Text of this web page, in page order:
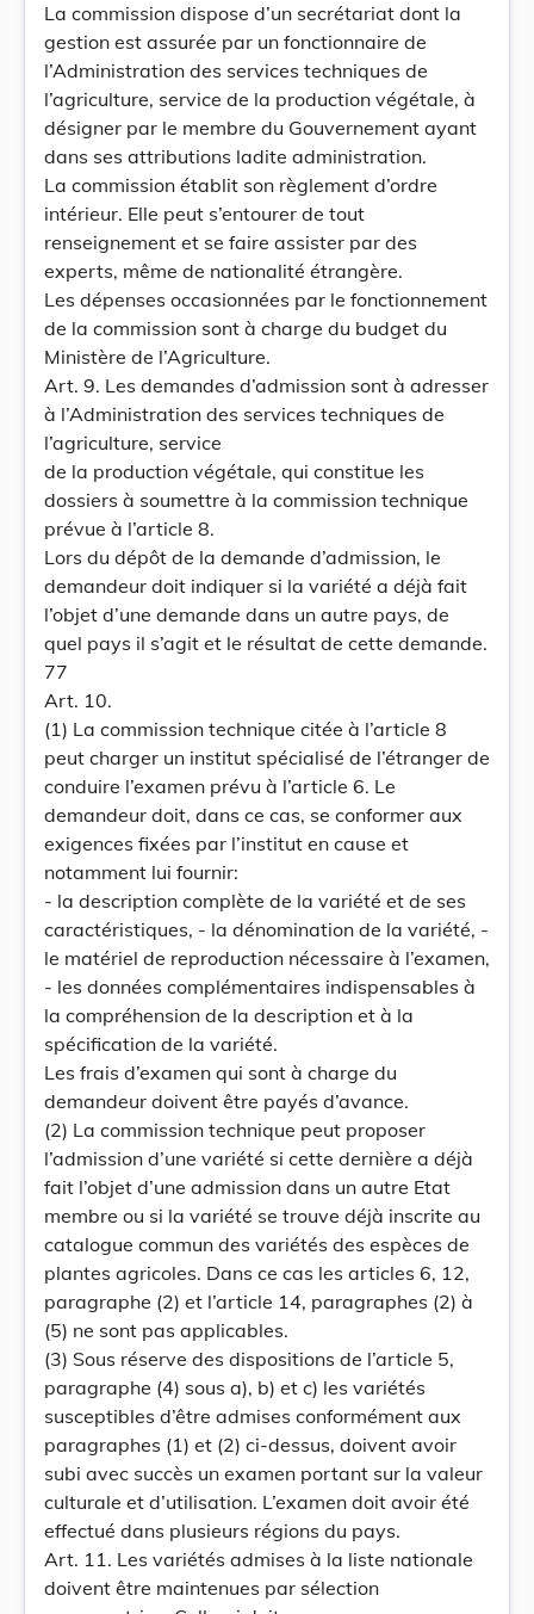
La commission dispose d’un secrétariat dont la
gestion est assurée par un fonctionnaire de
l’Administration des services techniques de
l’agriculture, service de la production végétale, à
désigner par le membre du Gouvernement ayant
dans ses attributions ladite administration.
La commission établit son règlement d’ordre
intérieur. Elle peut s’entourer de tout
renseignement et se faire assister par des
experts, même de nationalité étrangère.
Les dépenses occasionnées par le fonctionnement
de la commission sont à charge du budget du
Ministère de l’Agriculture.
Art. 9. Les demandes d’admission sont à adresser
à l’Administration des services techniques de
l’agriculture, service
de la production végétale, qui constitue les
dossiers à soumettre à la commission technique
prévue à l’article 8.
Lors du dépôt de la demande d’admission, le
demandeur doit indiquer si la variété a déjà fait
l’objet d’une demande dans un autre pays, de
quel pays il s’agit et le résultat de cette demande.
77
Art. 10.
(1) La commission technique citée à l’article 8
peut charger un institut spécialisé de l’étranger de
conduire l’examen prévu à l’article 6. Le
demandeur doit, dans ce cas, se conformer aux
exigences fixées par l’institut en cause et
notamment lui fournir:
- la description complète de la variété et de ses
caractéristiques, - la dénomination de la variété, -
le matériel de reproduction nécessaire à l’examen,
- les données complémentaires indispensables à
la compréhension de la description et à la
spécification de la variété.
Les frais d’examen qui sont à charge du
demandeur doivent être payés d’avance.
(2) La commission technique peut proposer
l’admission d’une variété si cette dernière a déjà
fait l’objet d’une admission dans un autre Etat
membre ou si la variété se trouve déjà inscrite au
catalogue commun des variétés des espèces de
plantes agricoles. Dans ce cas les articles 6, 12,
paragraphe (2) et l’article 14, paragraphes (2) à
(5) ne sont pas applicables.
(3) Sous réserve des dispositions de l’article 5,
paragraphe (4) sous a), b) et c) les variétés
susceptibles d’être admises conformément aux
paragraphes (1) et (2) ci-dessus, doivent avoir
subi avec succès un examen portant sur la valeur
culturale et d’utilisation. L’examen doit avoir été
effectué dans plusieurs régions du pays.
Art. 11. Les variétés admises à la liste nationale
doivent être maintenues par sélection